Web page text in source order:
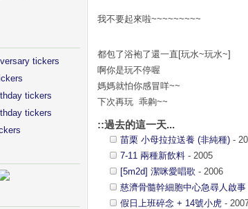
我不要起來啦~~~~~~~~~
都包了浴袍了還一直[玩水~玩水~]
啊你是玩不停喔
媽媽就怕你感冒咩~~
下次再玩 乖齁~~
::過去的這一天...
苗栗 小母拉拉送養 (非純種) -
7-11 兩種新飲料 - 2005
[5m2d] 潔咪愛唱歌 - 2006
慈濟骨髓幹細胞中心急尋人啟事
假日上班碎念 + 14號小虎 -